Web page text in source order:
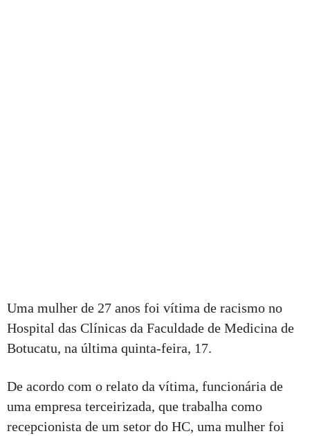
Uma mulher de 27 anos foi vítima de racismo no
Hospital das Clínicas da Faculdade de Medicina de
Botucatu, na última quinta-feira, 17.
De acordo com o relato da vítima, funcionária de
uma empresa terceirizada, que trabalha como
recepcionista de um setor do HC, uma mulher foi